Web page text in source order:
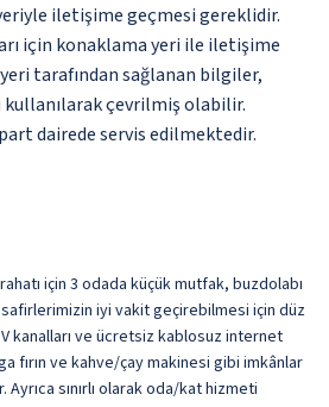
iletişime geçmesi gereklidir.
için konaklama yeri ile iletişime
tarafından sağlanan bilgiler,
çevrilmiş olabilir.
dairede servis edilmektedir.
için 3 odada küçük mutfak, buzdolabı
iyi vakit geçirebilmesi için düz
kanalları ve ücretsiz kablosuz internet
fırın ve kahve/çay makinesi gibi imkânlar
Ayrıca sınırlı olarak oda/kat hizmeti